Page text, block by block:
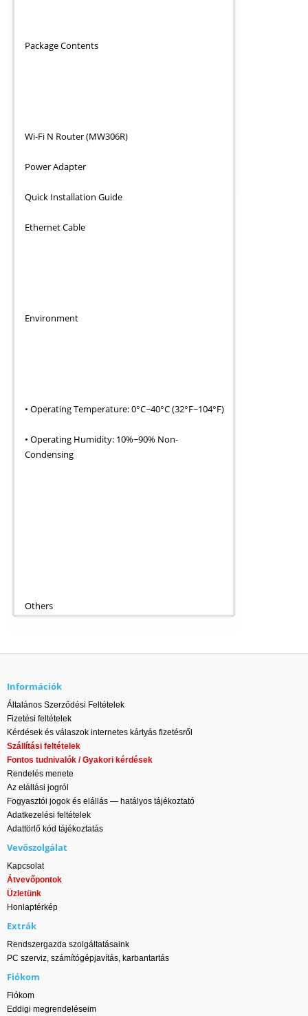
Package Contents
Wi-Fi N Router (MW306R)
Power Adapter
Quick Installation Guide
Ethernet Cable
Environment
• Operating Temperature: 0°C~40°C (32°F~104°F)
• Operating Humidity: 10%~90% Non-
Condensing
Others
Információk
Általános Szerződési Feltételek
Fizetési feltételek
Kérdések és válaszok internetes kártyás fizetésről
Szállítási feltételek
Fontos tudnivalók / Gyakori kérdések
Rendelés menete
Az elállási jogról
Fogyasztói jogok és elállás — hatályos tájékoztató
Adatkezelési feltételek
Adattörlő kód tájékoztatás
Vevőszolgálat
Kapcsolat
Átvevőpontok
Üzletünk
Honlaptérkép
Extrák
Rendszergazda szolgáltatásaink
PC szerviz, számítógépjavítás, karbantartás
Fiókom
Fiókom
Eddigi megrendeléseim